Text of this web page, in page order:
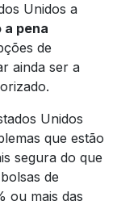
Unidos a
a pena
de
ainda ser a
Unidos
que estão
segura do que
de
ou mais das